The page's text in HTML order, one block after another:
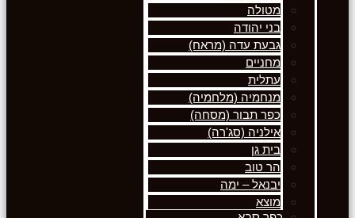
מטולה
בני יהודה
גבעת עדה (מראח)
מחניים
עתלית
מנחמיה (מלחמיה)
כפר תבור (מסחה)
אילניה (סג'רה)
בית גן
הר טוב
יבנאל – ימה
מוצא